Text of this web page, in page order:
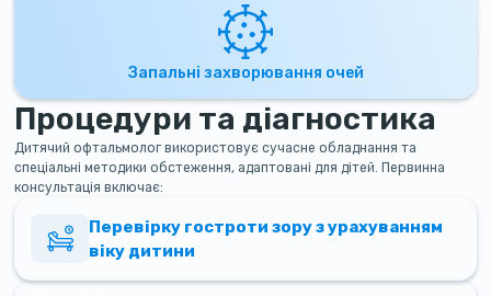
Запальні захворювання очей
Процедури та діагностика
Дитячий офтальмолог використовує сучасне обладнання та
спеціальні методики обстеження, адаптовані для дітей. Первинна
консультація включає:
Перевірку гостроти зору з урахуванням
віку дитини